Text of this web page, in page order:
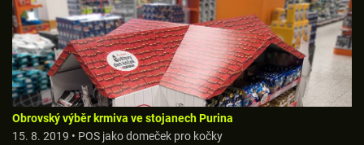
Obrovský výběr krmiva ve stojanech Purina
15. 8. 2019 • POS jako domeček pro kočky